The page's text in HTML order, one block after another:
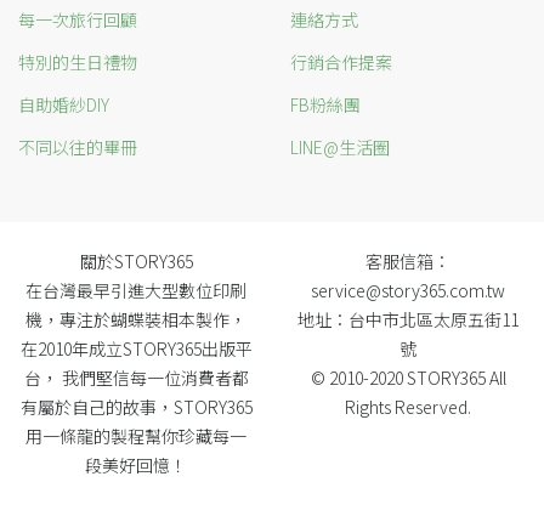
每一次旅行回顧
特別的生日禮物
自助婚紗DIY
不同以往的畢冊
連絡方式
行銷合作提案
FB粉絲團
LINE@生活圈
關於STORY365
在台灣最早引進大型數位印刷
機，專注於蝴蝶裝相本製作，
在2010年成立STORY365出版平
台， 我們堅信每一位消費者都
有屬於自己的故事，STORY365
用一條龍的製程幫你珍藏每一
段美好回憶！
客服信箱：
service@story365.com.tw
地址：台中市北區太原五街11
號
© 2010-2020 STORY365 All
Rights Reserved.